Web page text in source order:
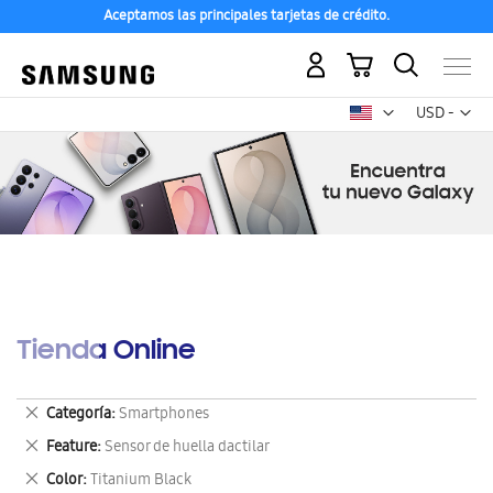
Aceptamos las principales tarjetas de crédito.
USD -
dólar
Mi carrito
Tienda Online
Categoría Smartphones
Eliminar
este
artículo
Feature Sensor de huella dactilar
Eliminar
este
Color Titanium Black
Eliminar